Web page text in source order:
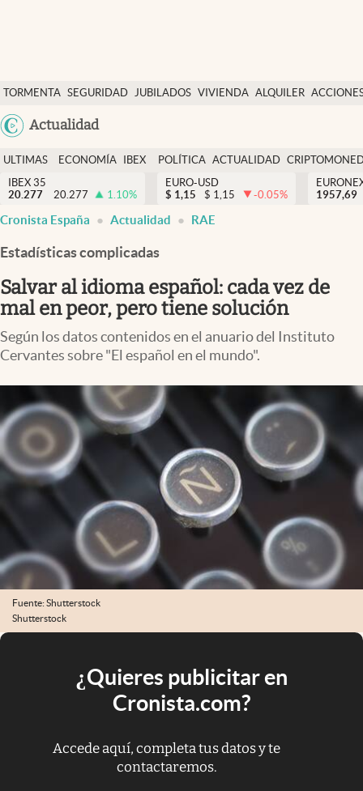
TORMENTA SEGURIDAD JUBILADOS VIVIENDA ALQUILER
USA
Actualidad
Economía y finanzas
Política
Actualidad
Criptomonedas
España
ULTIMAS
NOTICIAS
ECONOMÍA
FINANZAS
IBEX
EURO
POLÍTICA ACTUALIDAD
IBEX 35
20.277
20.277 1.10%
EURO-USD
$ 1,15 $ 1,15 -0.05%
1957,69
Cronista España Actualidad RAE
Estadísticas complicadas
Salvar al idioma español: cada vez de
mal en peor, pero tiene solución
Según los datos contenidos en el anuario del Instituto
Cervantes sobre "El español en el mundo".
Fuente: Shutterstock
Shutterstock
¿Quieres publicitar en
Cronista.com?
Accede aquí, completa tus datos y te
contactaremos.